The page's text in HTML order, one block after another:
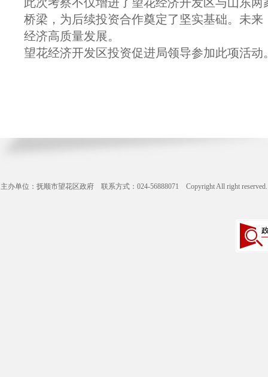
桥梁，为后续投资合作奠定了坚实基础。未
经济高质量发展。
望花经济开发区投资促进局领导参加此项活动
主办单位：抚顺市望花区政府 联系方式：024-56888071 Copyright All right